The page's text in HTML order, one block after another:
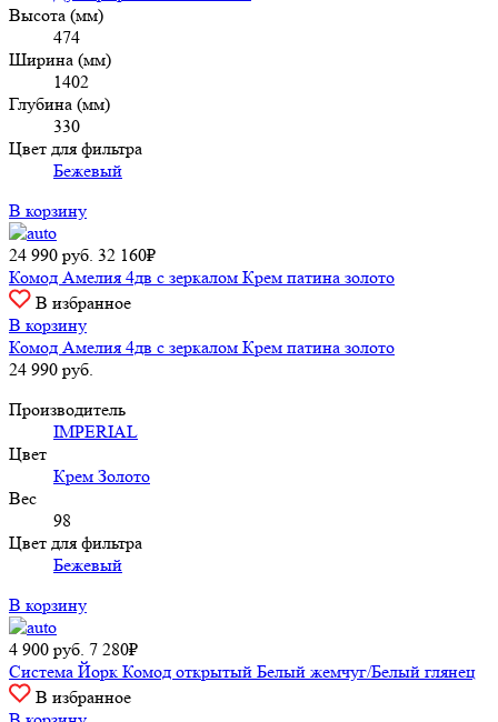
Высота (мм)
474
Ширина (мм)
1402
Глубина (мм)
330
Цвет для фильтра
Бежевый
В корзину
24 990 руб. 32 160₽
Комод Амелия 4дв с зеркалом Крем патина золото
В избранное
В корзину
Комод Амелия 4дв с зеркалом Крем патина золото
24 990 руб.
Производитель
IMPERIAL
Цвет
Крем Золото
Вес
98
Цвет для фильтра
Бежевый
В корзину
4 900 руб. 7 280₽
Система Йорк Комод открытый Белый жемчуг/Белый глянец
В избранное